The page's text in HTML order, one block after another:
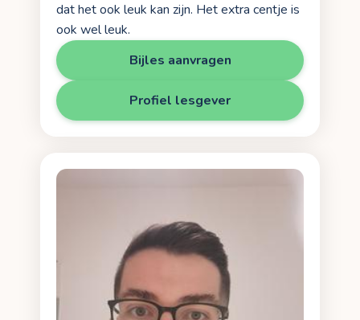
dat het ook leuk kan zijn. Het extra centje is
ook wel leuk.
Bijles aanvragen
Profiel lesgever